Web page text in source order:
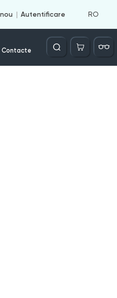
Autentificare RO
Contacte
Căutare